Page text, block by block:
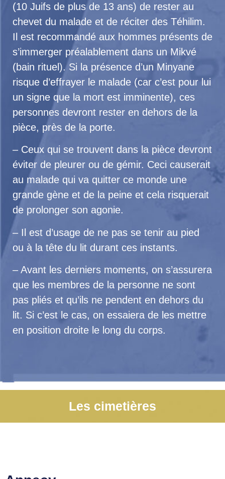
(10 Juifs de plus de 13 ans) de rester au
chevet du malade et de réciter des Téhilim.
Il est recommandé aux hommes présents de
s’immerger préalablement dans un Mikvé
(bain rituel). Si la présence d’un Minyane
risque d’effrayer le malade (car c’est pour lui
un signe que la mort est imminente), ces
personnes devront rester en dehors de la
pièce, près de la porte.
– Ceux qui se trouvent dans la pièce devront
éviter de pleurer ou de gémir. Ceci causerait
au malade qui va quitter ce monde une
grande gène et de la peine et cela risquerait
de prolonger son agonie.
– Il est d’usage de ne pas se tenir au pied
ou à la tête du lit durant ces instants.
– Avant les derniers moments, on s’assurera
que les membres de la personne ne sont
pas pliés et qu’ils ne pendent en dehors du
lit. Si c’est le cas, on essaiera de les mettre
en position droite le long du corps.
Les cimetières